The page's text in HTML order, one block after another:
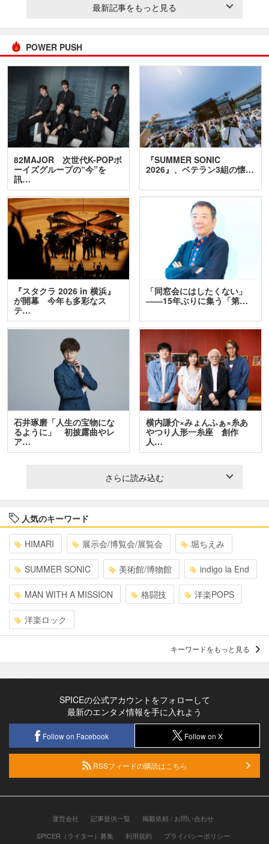
最新記事をもっと見る
POWER PUSH
82MAJOR 次世代K-POPボ
ーイズグループの“今”を
訊…
『SUMMER SONIC
2026』、ベテラン3組の懐…
『スタクラ 2026 in 横浜』
が開幕 今年も多彩なス
テ…
「同窓会にはしたくない」
――15年ぶりに集う「第…
石井琢磨「人生の宝物にな
るように」 初披露曲やレ
ア…
横内謙介×みょんふぁ×糸あ
やつり人形一糸座 創作
人…
さらに読み込む
人気のキーワード
HIMARI 展示会/博覧会/展覧会 堀ちえみ
SUMMER SONIC 美術館/博物館 indigo la End
MAN WITH A MISSION 格闘技 洋楽POPS
洋楽ロック
キーワードをもっと見る
SPICEの公式アカウントをフォローして
最新のエンタメ情報を手に入れよう
Follow on Facebook Follow on X
RSSフィードの購読はこちら
運営会社 記事提供一覧
掲載依頼 / お問い合わせ
SPICER（ライター）募集
利用規約 プライバシーポリシー